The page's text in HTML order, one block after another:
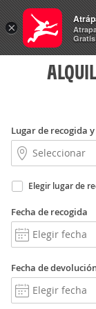
Rent
a Car
Lugar de recogida
Elegir lugar de
Fecha de recogida
Fecha de
×